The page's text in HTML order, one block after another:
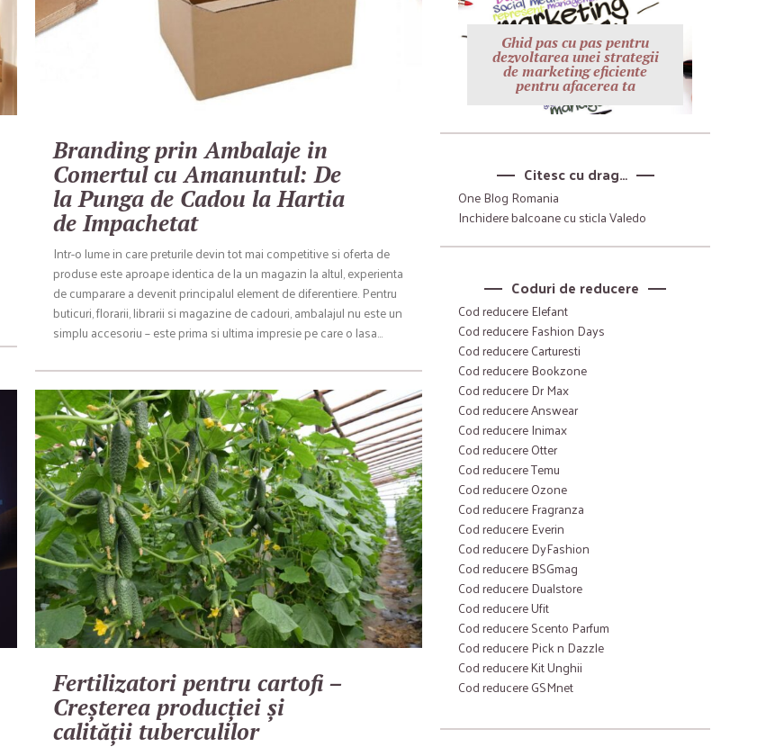
Branding prin Ambalaje in
Comertul cu Amanuntul: De
la Punga de Cadou la Hartia
de Impachetat
Intr-o lume in care preturile devin tot mai competitive si oferta de
produse este aproape identica de la un magazin la altul, experienta
de cumparare a devenit principalul element de diferentiere. Pentru
buticuri, florarii, librarii si magazine de cadouri, ambalajul nu este un
simplu accesoriu – este prima si ultima impresie pe care o lasa…
Fertilizatori pentru cartofi –
Creșterea producției și
calității tuberculilor
Ghid pas cu pas pentru
dezvoltarea unei strategii
de marketing eficiente
pentru afacerea ta
Citesc cu drag…
One Blog Romania
Inchidere balcoane cu sticla Valedo
Coduri de reducere
Cod reducere Elefant
Cod reducere Fashion Days
Cod reducere Carturesti
Cod reducere Bookzone
Cod reducere Dr Max
Cod reducere Answear
Cod reducere Inimax
Cod reducere Otter
Cod reducere Temu
Cod reducere Ozone
Cod reducere Fragranza
Cod reducere Everin
Cod reducere DyFashion
Cod reducere BSGmag
Cod reducere Dualstore
Cod reducere Ufit
Cod reducere Scento Parfum
Cod reducere Pick n Dazzle
Cod reducere Kit Unghii
Cod reducere GSMnet